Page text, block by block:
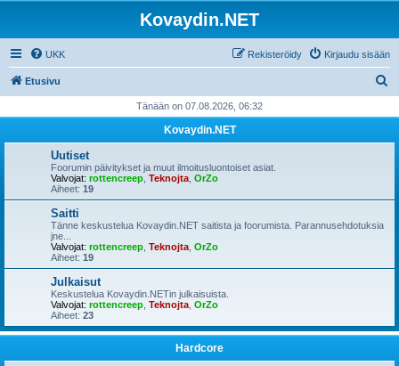
Kovaydin.NET
UKK Kirjaudu sisään
Rekisteröidy
Etusivu
i
Tänään on 07.08.2026, 06:32
Kovaydin.NET
Uutiset
Foorumin päivitykset ja muut ilmoitusluontoiset asiat.
Valvojat: rottencreep Teknojta OrZo
Aiheet: 19
Saitti
Tänne keskustelua Kovaydin.NET saitista ja foorumista. Parannusehdotuksia
jne...
Valvojat: rottencreep Teknojta OrZo
Aiheet: 19
Julkaisut
Keskustelua Kovaydin.NETin julkaisuista.
Valvojat: rottencreep Teknojta OrZo
Aiheet: 23
Hardcore